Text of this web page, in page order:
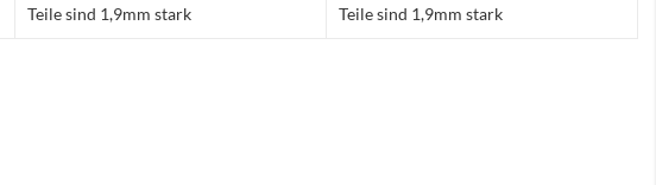
Teile sind 1,9mm stark
Teile sind 1,9mm stark